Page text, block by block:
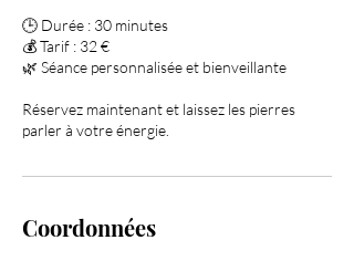
🕒 Durée : 30 minutes
💰 Tarif : 32 €
🌿 Séance personnalisée et bienveillante
Réservez maintenant et laissez les pierres
parler à votre énergie.
Coordonnées